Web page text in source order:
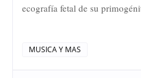
ecografía fetal de su
MUSICA Y MAS